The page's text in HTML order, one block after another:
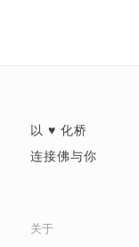
以 ♥ 化桥
连接佛与你
关于